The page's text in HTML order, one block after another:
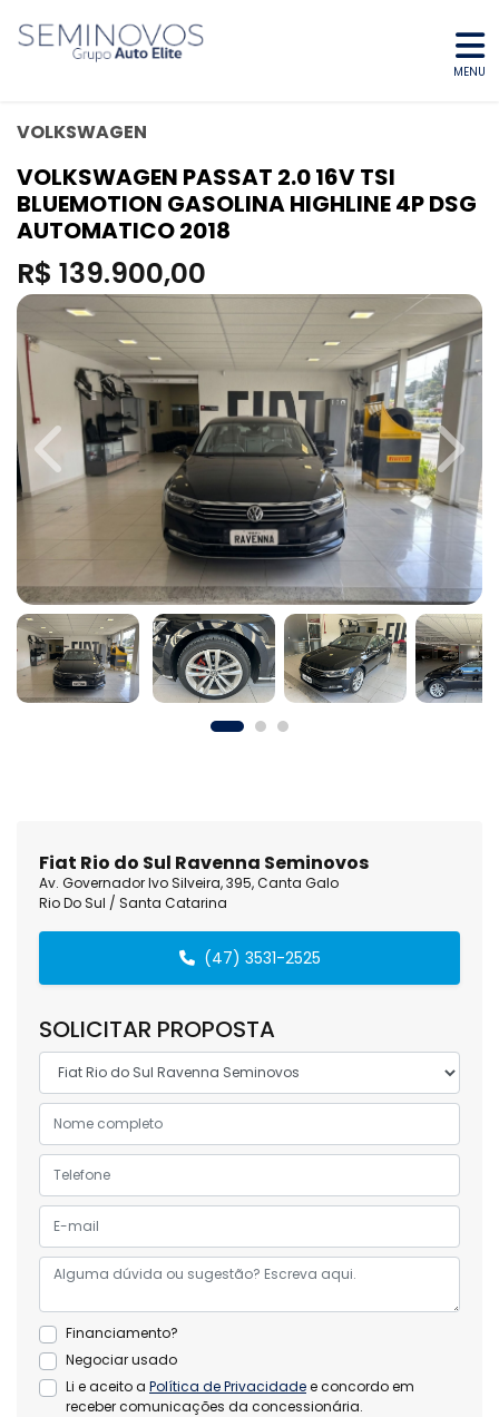
MENU
VOLKSWAGEN
VOLKSWAGEN PASSAT 2.0 16V TSI
BLUEMOTION GASOLINA HIGHLINE 4P DSG
AUTOMATICO 2018
R$ 139.900,00
Previous Next
Fiat Rio do Sul Ravenna Seminovos
Av. Governador Ivo Silveira, 395, Canta Galo
Rio Do Sul / Santa Catarina
(47) 3531-2525
SOLICITAR PROPOSTA
Financiamento?
Negociar usado
Li e aceito a Política de Privacidadee concordo em
receber comunicações da concessionária.